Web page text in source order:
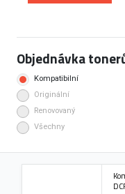
Objednávka
Kompatibilní
Originální
Renovovaný
Všechny